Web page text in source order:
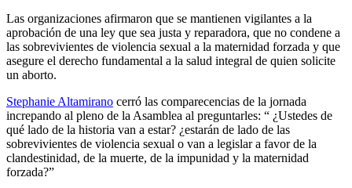
Las organizaciones afirmaron que se mantienen vigilantes a la
aprobación de una ley que sea justa y reparadora, que no condene a
las sobrevivientes de violencia sexual a la maternidad forzada y que
asegure el derecho fundamental a la salud integral de quien solicite
un aborto.
Stephanie Altamirano cerró las comparecencias de la jornada
increpando al pleno de la Asamblea al preguntarles: “ ¿Ustedes de
qué lado de la historia van a estar? ¿estarán de lado de las
sobrevivientes de violencia sexual o van a legislar a favor de la
clandestinidad, de la muerte, de la impunidad y la maternidad
forzada?”